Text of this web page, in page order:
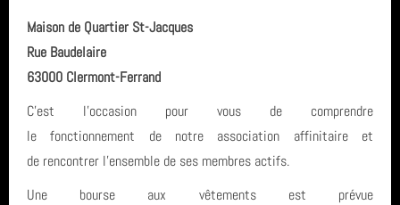
Maison de Quartier St-Jacques
Rue Baudelaire
63000 Clermont-Ferrand
C'est l'occasion pour vous de comprendre
le fonctionnement de notre association affinitaire et
de rencontrer l'ensemble de ses membres actifs.
Une bourse aux vêtements est prévue